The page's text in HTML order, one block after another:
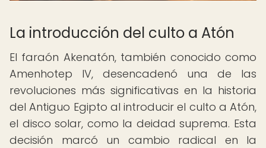
La introducción del culto a Atón
El faraón Akenatón, también conocido como
Amenhotep IV, desencadenó una de las
revoluciones más significativas en la historia
del Antiguo Egipto al introducir el culto a Atón,
el disco solar, como la deidad suprema. Esta
decisión marcó un cambio radical en la